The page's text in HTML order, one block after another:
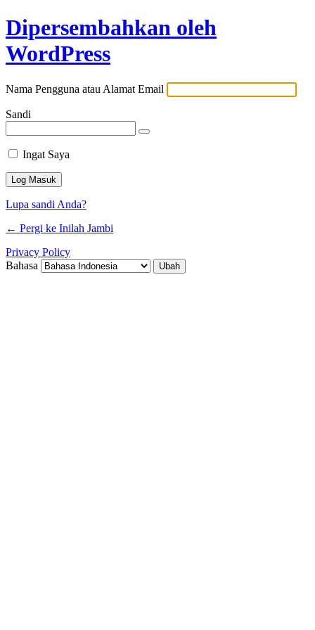
Dipersembahkan oleh
WordPress
Nama Pengguna atau Alamat Email
Sandi
Ingat Saya
Lupa sandi Anda?
← Pergi ke Inilah Jambi
Privacy Policy
Bahasa